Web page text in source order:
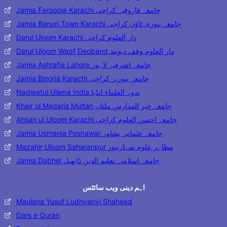
Jamia Farooqia Karachi جامعہ فاروقیہ کراچی
Jamia Banuri Town Karachi جامعہ بنوری ٹاؤن کراچی
Darul Uloom Karachi دار العلوم کراچی
Darul Uloom Waqf Deoband دار العلوم وقف دیوبند
Jamia Ashrafia Lahore جامعہ اشرفیہ لاہور
Jamia Binoria Karachi جامعہ بنوریہ کراچی
Nadwatul Ulama India ندوۃ العلماء انڈیا
Khair ul Madaris Multan جامعہ خیر المدارس ملتان
Ahsan ul Uloom Karachi جامعہ احسن العلوم کراچی
Jamia Usmania Peshawar جامعہ عثمانیہ پشاور
Mazahir Uloom Saharanpur مظاہر علوم سہارنپور
Jamia Dabhel جامعہ اسلامیہ تعلیم الدین ڈابھیل
اہم دینی ویب سائٹس
Maulana Yusuf Ludhyanvi Shaheed
Dars e Quran